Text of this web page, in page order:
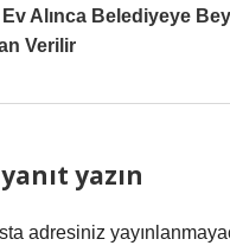
Alınca Belediyeye
Verilir
yazın
adresiniz